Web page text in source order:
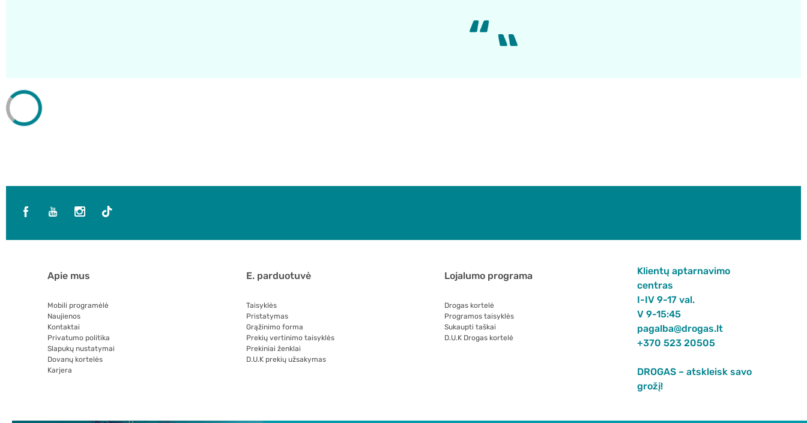
Apie mus
Mobili programėlė
Naujienos
Kontaktai
Privatumo politika
Slapukų nustatymai
Dovanų kortelės
Karjera
E. parduotuvė
Taisyklės
Pristatymas
Grąžinimo forma
Prekių vertinimo taisyklės
Prekiniai ženklai
D.U.K prekių užsakymas
Lojalumo programa
Drogas kortelė
Programos taisyklės
Sukaupti taškai
D.U.K Drogas kortelė
Klientų aptarnavimo
centras
I-IV 9-17 val.
V 9-15:45
pagalba@drogas.lt
+370 523 20505
DROGAS – atskleisk savo
grožį!